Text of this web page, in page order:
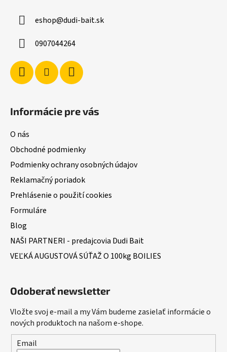
eshop@dudi-bait.sk
0907044264
Informácie pre vás
O nás
Obchodné podmienky
Podmienky ochrany osobných údajov
Reklamačný poriadok
Prehlásenie o použití cookies
Formuláre
Blog
NAŠI PARTNERI - predajcovia Dudi Bait
VEĽKÁ AUGUSTOVÁ SÚŤAŽ O 100kg BOILIES
Odoberať newsletter
Vložte svoj e-mail a my Vám budeme zasielať informácie o
nových produktoch na našom e-shope.
Email